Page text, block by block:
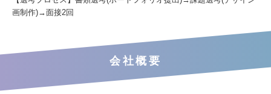
画制作)→面接2回
会社概要